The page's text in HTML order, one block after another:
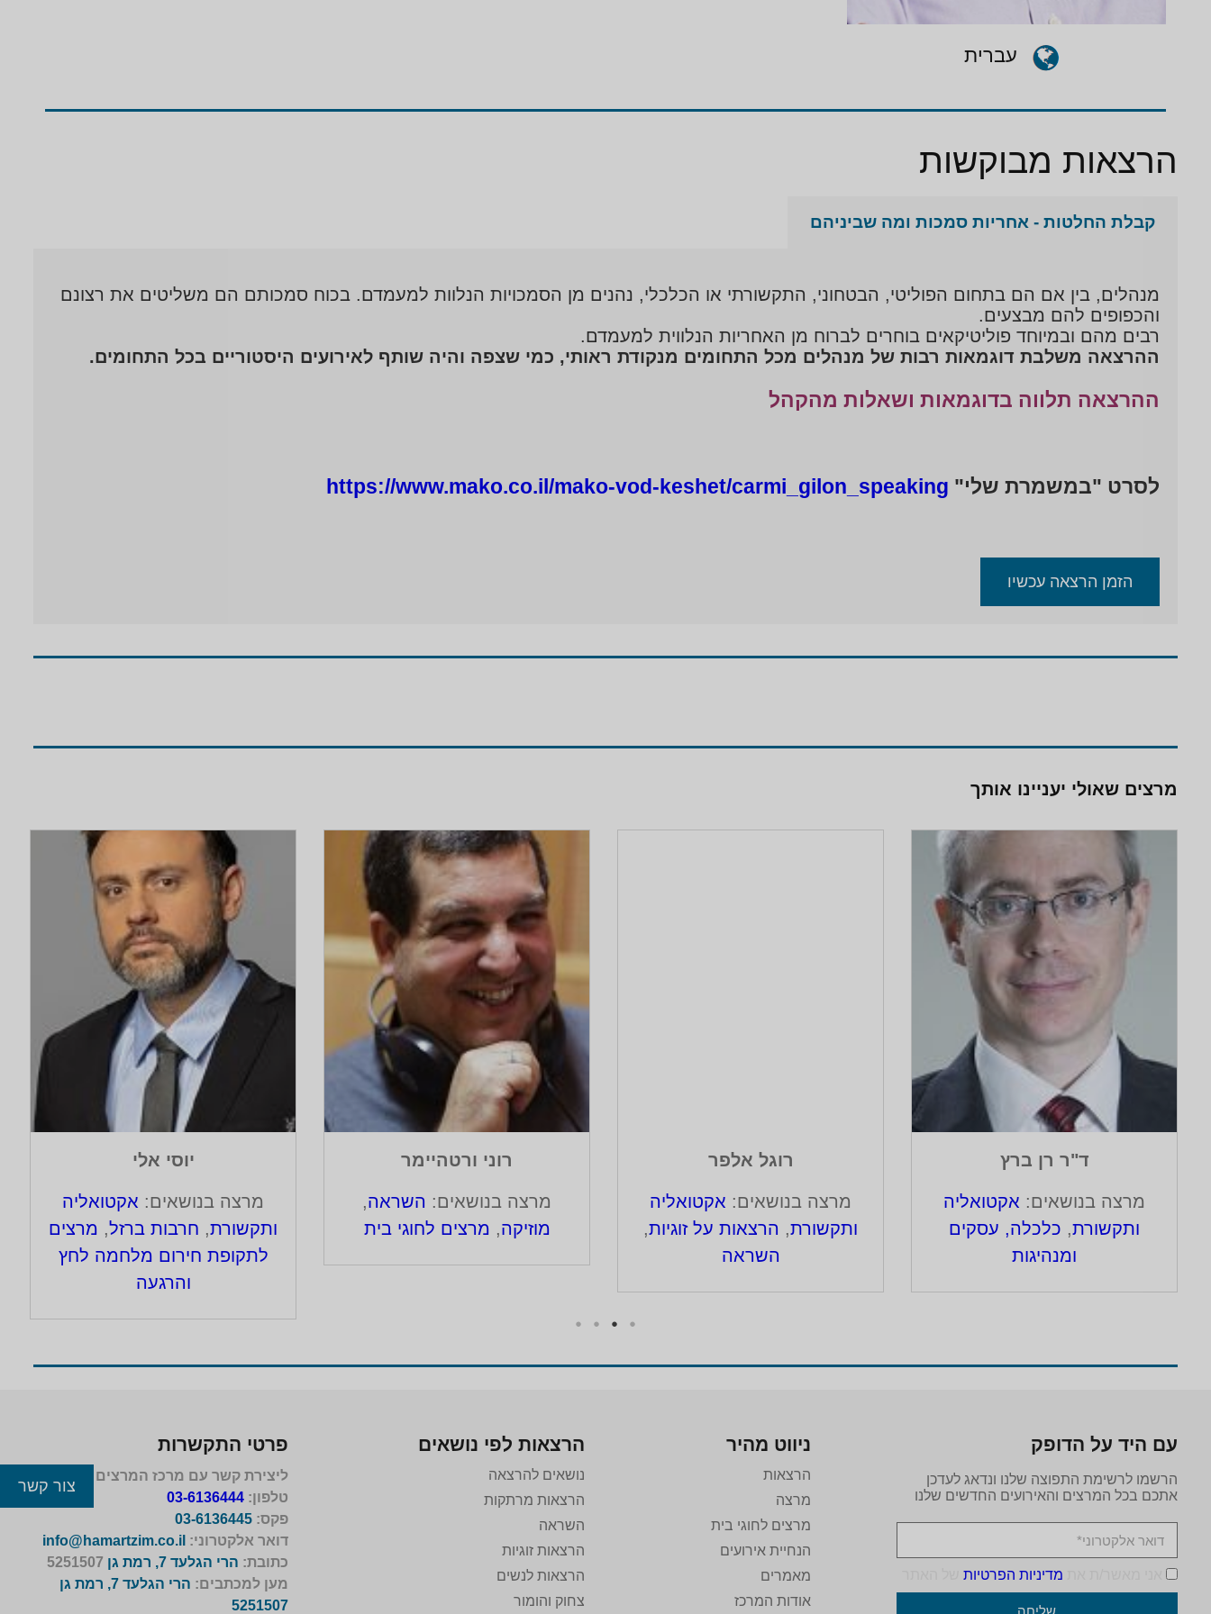
עברית
הרצאות מבוקשות
קבלת החלטות - אחריות סמכות ומה שביניהם
מנהלים, בין אם הם בתחום הפוליטי, הבטחוני, התקשורתי או הכלכלי, נהנים מן הסמכויות הנלוות למעמדם. בכוח סמכותם הם משליטים את רצונם
והכפופים להם מבצעים.
רבים מהם ובמיוחד פוליטיקאים בוחרים לברוח מן האחריות הנלווית למעמדם.
ההרצאה משלבת דוגמאות רבות של מנהלים מכל התחומים מנקודת ראותי, כמי שצפה והיה שותף לאירועים היסטוריים בכל התחומים.
ההרצאה תלווה בדוגמאות ושאלות מהקהל
לסרט "במשמרת שלי" https://www.mako.co.il/mako-vod-keshet/carmi_gilon_speaking
הזמן הרצאה עכשיו
מרצים שאולי יעניינו אותך
יוסי אלי
מרצה בנושאים: אקטואליה
ותקשורת, חרבות ברזל, מרצים
לתקופת חירום מלחמה לחץ
והרגעה
רוני ורטהיימר
מרצה בנושאים: השראה,
מוזיקה, מרצים לחוגי בית
רוגל אלפר
מרצה בנושאים: אקטואליה
ותקשורת, הרצאות על זוגיות,
השראה
ד"ר רן ברץ
מרצה בנושאים: אקטואליה
ותקשורת, כלכלה, עסקים
ומנהיגות
עם היד על הדופק
הרשמו לרשימת התפוצה שלנו ונדאג לעדכן
אתכם בכל המרצים והאירועים החדשים שלנו
מדיניות הפרטיותשל האתר
שליחה
ניווט מהיר
הרצאות
מרצה
מרצים לחוגי בית
הנחיית אירועים
מאמרים
אודות המרכז
הרצאות לפי נושאים
נושאים להרצאה
הרצאות מרתקות
השראה
הרצאות זוגיות
הרצאות לנשים
צחוק והומור
פרטי התקשרות
ליצירת קשר עם מרכז המרצים לישראל
טלפון:03-6136444
פקס:03-6136445
דואר אלקטרוני: info@hamartzim.co.il
כתובת: הרי הגלעד 7, רמת גן
מען למכתבים:
הרי הגלעד 7, רמת גן
5251507
צור קשר